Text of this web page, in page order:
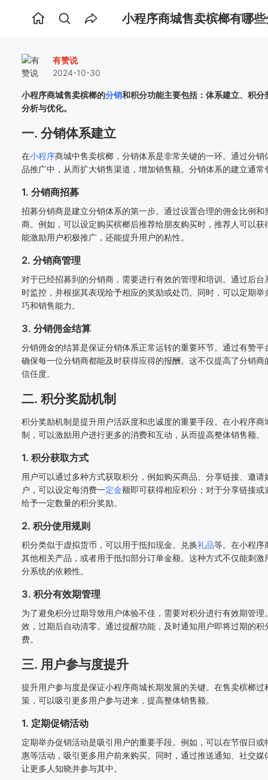
首
小程序商城售卖槟榔有哪
有赞说
2024-10-30
小程序商城售卖槟榔的分销和积分功能主要包括：体系建立、积
分析与优化。
一. 分销体系建立
在小程序商城中售卖槟榔，分销体系是非常关键的一环。通过分
品推广中，从而扩大销售渠道，增加销售额。分销体系的建立通常
1. 分销商招募
招募分销商是建立分销体系的第一步。通过设置合理的佣金比例
商。例如，可以设定购买槟榔后推荐给朋友购买时，推荐人可以
能激励用户积极推广，还能提升用户的粘性。
2. 分销商管理
对于已经招募到的分销商，需要进行有效的管理和培训。通过后
时监控，并根据其表现给予相应的奖励或处罚。同时，可以定期
巧和销售能力。
3. 分销佣金结算
分销佣金的结算是保证分销体系正常运转的重要环节。通过有赞平
确保每一位分销商都能及时获得应得的报酬。这不仅提高了分销
信任度。
二. 积分奖励机制
积分奖励机制是提升用户活跃度和忠诚度的重要手段。在小程序
制，可以激励用户进行更多的消费和互动，从而提高整体销售额。
1. 积分获取方式
用户可以通过多种方式获取积分，例如购买商品、分享链接、邀
户，可以设定每消费一定金额即可获得相应积分；对于分享链接
给予一定数量的积分奖励。
2. 积分使用规则
积分类似于虚拟货币，可以用于抵扣现金、兑换礼品等。在小程序
其他相关产品，或者用于抵扣部分订单金额。这种方式不仅能刺
分系统的依赖性。
3. 积分有效期管理
为了避免积分过期导致用户体验不佳，需要对积分进行有效期管
效，过期后自动清零。通过提醒功能，及时通知用户即将过期的
费。
三. 用户参与度提升
提升用户参与度是保证小程序商城长期发展的关键。在售卖槟榔
策，可以吸引更多用户参与进来，提高整体销售额。
1. 定期促销活动
定期举办促销活动是吸引用户的重要手段。例如，可以在节假日
惠等活动，吸引更多用户前来购买。同时，通过推送通知、社交
让更多人知晓并参与其中。